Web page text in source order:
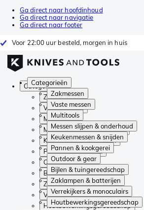
Ga direct naar hoofdinhoud
Ga direct naar navigatie
Ga direct naar footer
Voor 22:00 uur besteld, morgen in huis
Categorieën
Zakmessen
Vaste messen
Multitools
Messen slijpen & onderhoud
Keukenmessen & snijden
Pannen & kookgerei
Outdoor & gear
Bijlen & tuingereedschap
Zaklampen & batterijen
Verrekijkers & monoculairs
Houtbewerkingsgereedschap
Categorieën
Zakmessen
Vaste messen
Multitools
Messen slijpen & onderhoud
Keukenmessen & snijden
Pannen & kookgerei
Outdoor & gear
Bijlen & tuingereedschap
Zaklampen & batterijen
Verrekijkers & monoculairs
Houtbewerkingsgereedschap